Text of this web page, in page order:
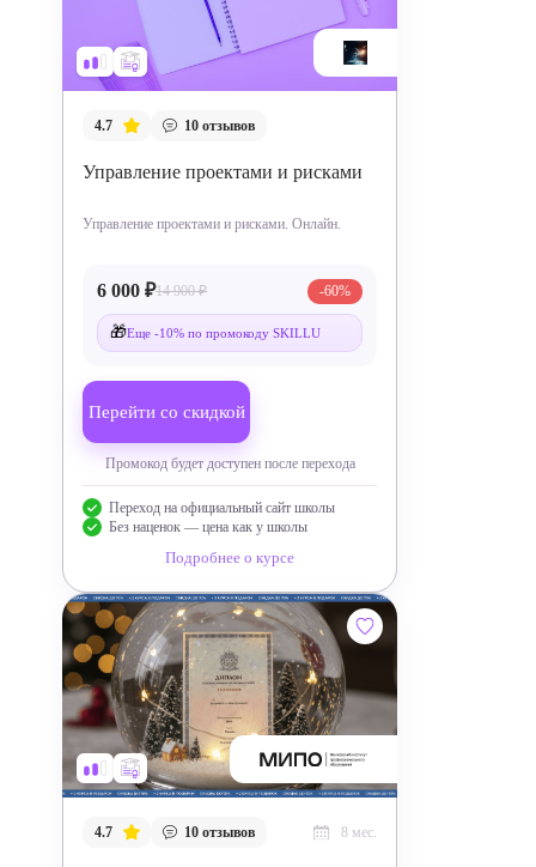
4.7 10 отзывов
Управление проектами и рисками
Управление проектами и рисками. Онлайн.
6 000 ₽14 900 ₽ -60%
🎁Еще -10% по промокоду SKILLU
Перейти со скидкой
Промокод будет доступен после перехода
Переход на официальный сайт школы
Без наценок — цена как у школы
Подробнее о курсе
4.7 10 отзывов 8 мес.